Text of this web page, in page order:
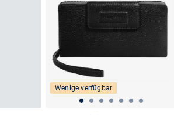
Wenige verfügbar